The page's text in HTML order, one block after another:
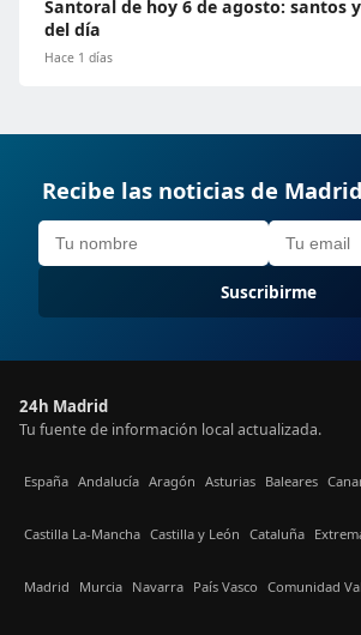
Santoral de hoy 6 de agosto: santos
del día
Hace 1 días
Recibe las noticias de
Suscribirme
24h Madrid
Tu fuente de información local actualizada.
España Andalucía Aragón Asturias Baleares
Castilla La-Mancha Castilla y León Cataluña
Madrid Murcia Navarra País Vasco Comunidad